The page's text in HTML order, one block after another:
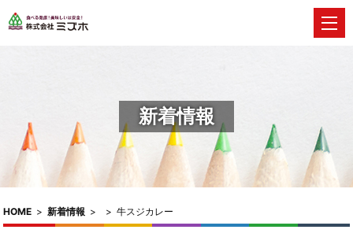
新着情報
HOME > 新着情報 > > 牛スジカレー